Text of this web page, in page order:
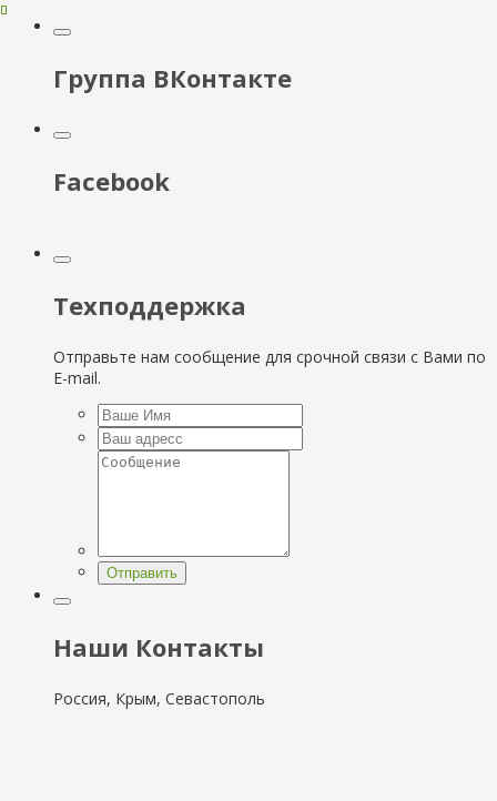
Группа ВКонтакте
Facebook
Техподдержка
Отправьте нам сообщение для срочной связи с Вами по
E-mail.
Отправить
Наши Контакты
Россия, Крым, Севастополь